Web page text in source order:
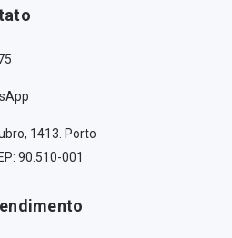
1413. Porto
90.510-001